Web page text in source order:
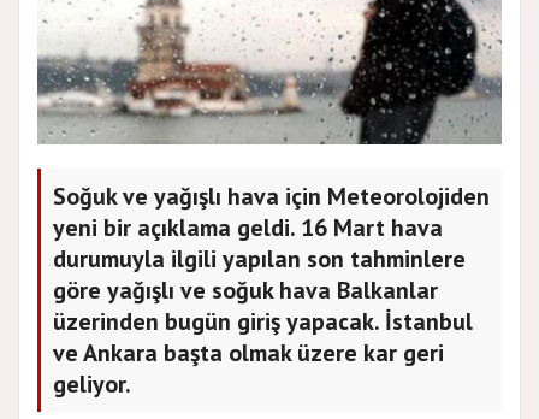
Soğuk ve yağışlı hava için Meteorolojiden
yeni bir açıklama geldi. 16 Mart hava
durumuyla ilgili yapılan son tahminlere
göre yağışlı ve soğuk hava Balkanlar
üzerinden bugün giriş yapacak. İstanbul
ve Ankara başta olmak üzere kar geri
geliyor.